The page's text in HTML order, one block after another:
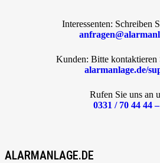
Interessenten: Schreiben
Kunden: Bitte kontaktieren
alarmanlage.de/
Rufen Sie uns an
0331 / 70 44 44
ALARMANLAGE.DE